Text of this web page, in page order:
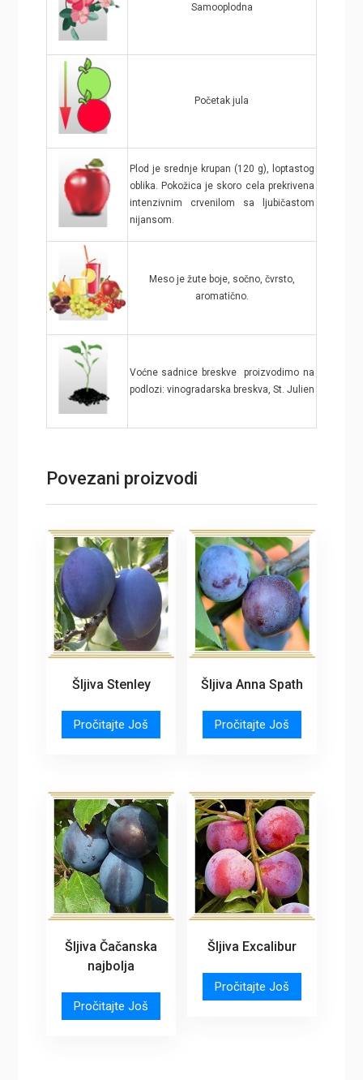
Samooplodna
Početak jula
Plod je srednje krupan (120 g), loptastog
oblika. Pokožica je skoro cela prekrivena
intenzivnim crvenilom sa ljubičastom
nijansom.
Meso je žute boje, sočno, čvrsto,
aromatično.
Voćne sadnice breskve proizvodimo na
podlozi: vinogradarska breskva, St. Julien
Povezani proizvodi
Šljiva Stenley
Pročitajte Još
Šljiva Anna Spath
Pročitajte Još
Šljiva Čačanska
najbolja
Pročitajte Još
Šljiva Excalibur
Pročitajte Još